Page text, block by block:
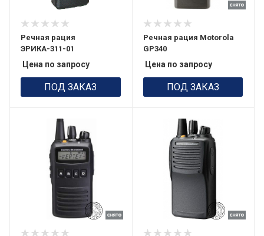
Речная рация
ЭРИКА-311-01
Цена по запросу
ПОД ЗАКАЗ
Речная рация Motorola
GP340
Цена по запросу
ПОД ЗАКАЗ